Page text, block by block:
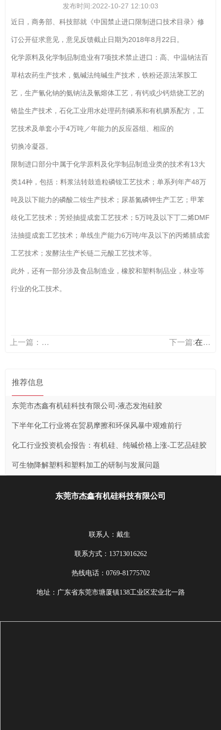
发布时间:2022-10-27 12:10:03
近日，商务部、科技部就《中国禁止进口限制进口技术目录》修
订公开征求意见，意见反馈截止日期为2018年8月22日。
化学原料及化学制品制造业有7项技术禁止进口：高、中温钠法百
草枯农药生产技术，氨碱法纯碱生产技术，铁粉还原法苯胺工
艺，生产氰化钠的氨钠法及氰熔体工艺，有钙或少钙焙烧工艺的
铬盐生产技术，石化工业用水处理药剂磷系和有机膦系配方，工
艺技术及单套小于4万吨／年能力的反应器组、相应的
切换冷凝器。
限制进口部分中属于化学原料及化学制品制造业类的技术有13大
类14种，包括：料浆法转鼓造粒磷铵工艺技术；单系列年产48万
吨及以下能力的磷酸二铵生产技术；尿基氮磷钾生产工艺；甲苯
歧化工艺技术；芳烃抽提成套工艺技术；5万吨及以下丁二烯DMF
法抽提成套工艺技术；单线生产能力6万吨/年及以下的丙烯腈成套
工艺技术；发酵法生产长链二元酸工艺技术等。
此外，还有一部分涉及食品制造业，橡胶和塑料制品业，林业等
行业的化工技术。
上一篇：首篇 下一篇:在这里，你可以了解全球有机硅新产品发展趋...
推荐信息
东莞市杰鑫有机硅科技有限公司-液态发泡硅胶
下半年化工行业将在贸易摩擦和环保风暴中艰难前行
化工行业投资机会报告：有机硅、纯碱价格上涨-工艺品硅胶
可生物降解塑料和塑料加工的研制与发展问题
东莞市杰鑫有机硅科技有限公司
联系人：戴生
联系方式：13713016262
热线电话：0769-81775702
地址：广东省东莞市塘厦镇138工业区宏业北一路